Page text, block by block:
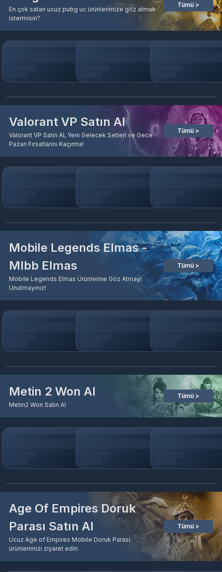
En çok satan ucuz pubg uc ürünlerimize göz atmak
istermisin?
Tümü >
Valorant VP Satın Al
Valorant VP Satın Al, Yeni Gelecek Setleri ve Gece
Pazarı Fırsatlarını Kaçırma!
Tümü >
Mobile Legends Elmas -
Mlbb Elmas
Mobile Legends Elmas Ürünlerine Göz Atmayı
Unutmayınız!
Tümü >
Metin 2 Won Al
Metin2 Won Satın Al
Tümü >
Age Of Empires Doruk
Parası Satın Al
Ucuz Age of Empires Mobile Doruk Parası
ürünlerimizi ziyaret edin.
Tümü >